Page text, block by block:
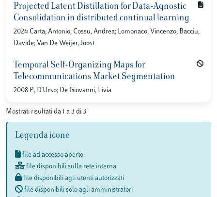
Projected Latent Distillation for Data-Agnostic
Consolidation in distributed continual learning
2024 Carta, Antonio; Cossu, Andrea; Lomonaco, Vincenzo; Bacciu,
Davide; Van De Weijer, Joost
Temporal Self-Organizing Maps for
Telecommunications Market Segmentation
2008 P., D'Urso; De Giovanni, Livia
Mostrati risultati da 1 a 3 di 3
Legenda icone
file ad accesso aperto
file disponibili sulla rete interna
file disponibili agli utenti autorizzati
file disponibili solo agli amministratori